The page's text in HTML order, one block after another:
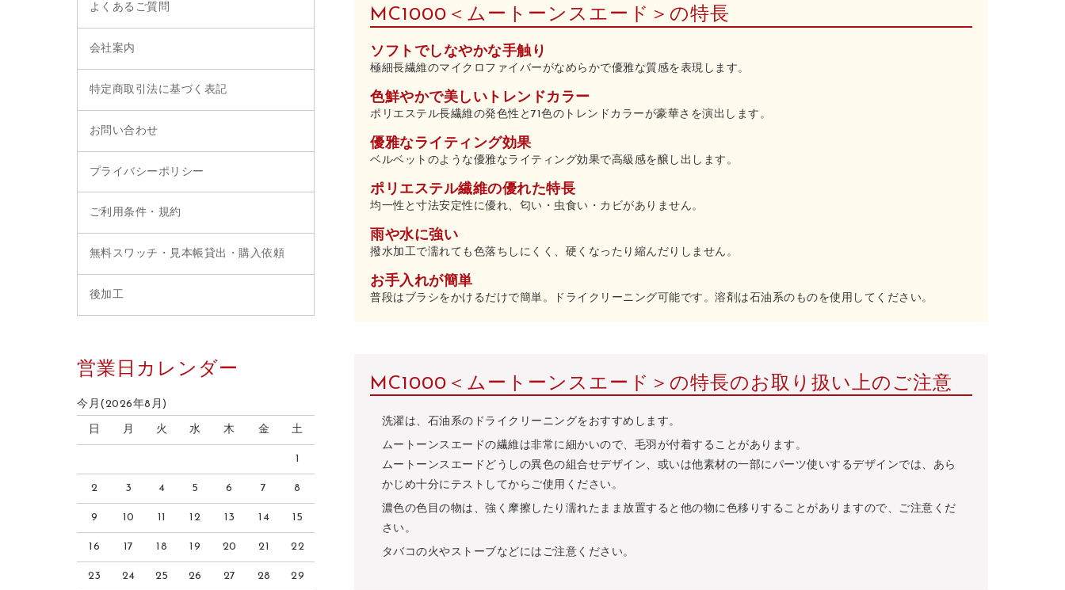
MC1000＜ムートーンスエード＞の特長
ソフトでしなやかな手触り
極細長繊維のマイクロファイバーがなめらかで優雅な質感を表現します。
色鮮やかで美しいトレンドカラー
ポリエステル長繊維の発色性と71色のトレンドカラーが豪華さを演出します。
優雅なライティング効果
ベルベットのような優雅なライティング効果で高級感を醸し出します。
ポリエステル繊維の優れた特長
均一性と寸法安定性に優れ、匂い・虫食い・カビがありません。
雨や水に強い
撥水加工で濡れても色落ちしにくく、硬くなったり縮んだりしません。
お手入れが簡単
普段はブラシをかけるだけで簡単。ドライクリーニング可能です。溶剤は石油系のものを使用してください。
MC1000＜ムートーンスエード＞の特長のお取り扱い上のご注意
洗濯は、石油系のドライクリーニングをおすすめします。
ムートーンスエードの繊維は非常に細かいので、毛羽が付着することがあります。
ムートーンスエードどうしの異色の組合せデザイン、或いは他素材の一部にパーツ使いするデザインでは、あら
かじめ十分にテストしてからご使用ください。
濃色の色目の物は、強く摩擦したり濡れたまま放置すると他の物に色移りすることがありますので、ご注意くだ
さい。
タバコの火やストーブなどにはご注意ください。
よくあるご質問
会社案内
特定商取引法に基づく表記
お問い合わせ
プライバシーポリシー
ご利用条件・規約
無料スワッチ・見本帳貸出・購入依頼
後加工
営業日カレンダー
今月(2026年8月)
日 月 火 水 木 金 土
1
2 3 4 5 6 7 8
9 10 11 12 13 14 15
16 17 18 19 20 21 22
23 24 25 26 27 28 29